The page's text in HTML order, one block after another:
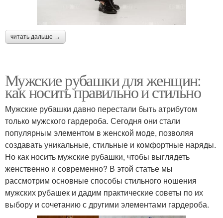
читать дальше →
Мужские рубашки для женщин:
как носить правильно и стильно
Мужские рубашки давно перестали быть атрибутом
только мужского гардероба. Сегодня они стали
популярным элементом в женской моде, позволяя
создавать уникальные, стильные и комфортные наряды.
Но как носить мужские рубашки, чтобы выглядеть
женственно и современно? В этой статье мы
рассмотрим основные способы стильного ношения
мужских рубашек и дадим практические советы по их
выбору и сочетанию с другими элементами гардероба.